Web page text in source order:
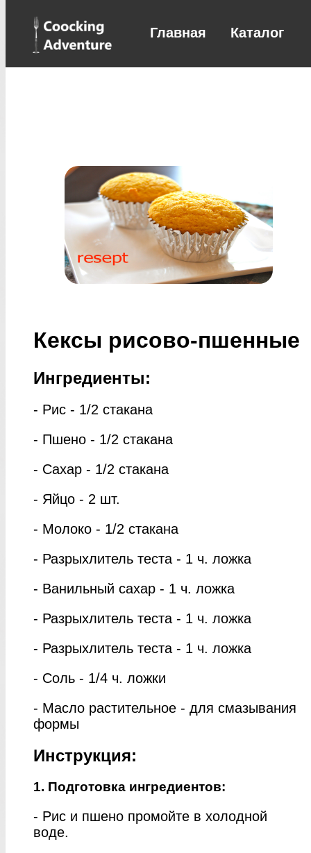
Главная Каталог
Кексы рисово-пшенные
Ингредиенты:
- Рис - 1/2 стакана
- Пшено - 1/2 стакана
- Сахар - 1/2 стакана
- Яйцо - 2 шт.
- Молоко - 1/2 стакана
- Разрыхлитель теста - 1 ч. ложка
- Ванильный сахар - 1 ч. ложка
- Разрыхлитель теста - 1 ч. ложка
- Разрыхлитель теста - 1 ч. ложка
- Соль - 1/4 ч. ложки
- Масло растительное - для смазывания
формы
Инструкция:
1. Подготовка ингредиентов:
- Рис и пшено промойте в холодной
воде.